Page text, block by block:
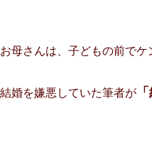
母さんは、子どもの前で
婚を嫌悪していた筆者が